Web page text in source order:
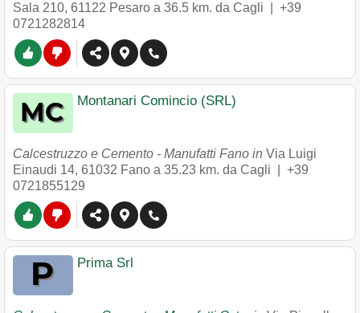
Sala 210, 61122 Pesaro a 36.5 km. da Cagli | +39
0721282814
Montanari Comincio (SRL)
Calcestruzzo e Cemento - Manufatti Fano in Via Luigi
Einaudi 14, 61032 Fano a 35.23 km. da Cagli | +39
0721855129
Prima Srl